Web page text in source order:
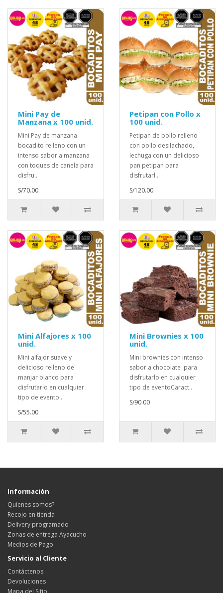
Mini Pay de
Manzana x 100 unid.
Mini Pay de manzana
bocadito relleno con un
intenso sabor a manzana
con toques de canela para
disfru..
S/70.00
Petipan con Pollo x
100 unid.
Petipan de pollo relleno
con pollo desilachado,
lechuga con un delicioso
pan petipan para
disfrutarl..
S/120.00
Mini Alfajores x 100
unid.
Mini alfajor suave y
delicioso relleno de
manjar blanco para
disfrutarlo en cualquier
tipo de evento..
S/55.00
Mini Brownies x 100
unid.
Mini brownies con intenso
sabor a chocolate para
disfrutarlo en cualquier
tipo de eventoCaract..
S/90.00
Información
Quienes somos?
Recojo en tienda
Delivery programado
Zonas de entrega Ayacucho
Medios de Pago
Servicio al Cliente
Contáctenos
Devoluciones
Mapa del Sitio